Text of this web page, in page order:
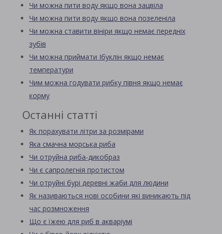
Чи можна пити воду якщо вона зацвіла
Чи можна пити воду якщо вона позеленіла
Чи можна ставити вініри якщо немає передніх
зубів
Чи можна приймати Ібуклін якщо немає
температури
Чим можна годувати рибку півня якщо немає
корму
Останні статті
Як порахувати літри за розмірами
Яка смачна морська риба
Чи отруйна риба-дикобраз
Чи є сапролегнія протистом
Чи отруйні бурі деревні жаби для людини
Як називаються нові особини які виникають під
час розмноження
Що є їжею для риб в акваріумі